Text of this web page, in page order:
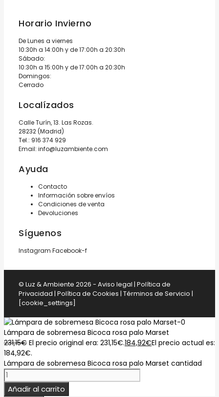
Horario Invierno
De Lunes a viernes
10:30h a 14:00h y de 17:00h a 20:30h
Sábado:
10:30h a 15:00h y de 17:00h a 20:30h
Domingos:
Cerrado
Localízados
Calle Turín, 13. Las Rozas.
28232 (Madrid)
Tel.: 916 374 929
Email: info@luzambiente.com
Ayuda
Contacto
Información sobre envíos
Condiciones de venta
Devoluciones
Síguenos
Instagram Facebook-f
© Luz & Ambiente 2026 - Aviso legal | Política de
Privacidad | Política de Cookies | Términos de Servicio |
[cookie_settings]
Lámpara de sobremesa Bicoca rosa palo Marset
231,15€ El precio original era: 231,15€.184,92€El precio actual es:
184,92€.
Lámpara de sobremesa Bicoca rosa palo Marset cantidad
Añadir al carrito